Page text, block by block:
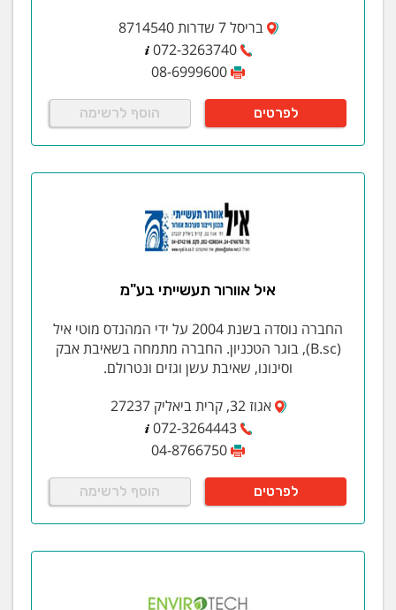
בריסל 7 שדרות 8714540
072-3263740
08-6999600
לפרטים הוסף לרשימה
איל אוורור תעשייתי בע"מ
החברה נוסדה בשנת 2004 על ידי המהנדס מוטי איל
(B.sc), בוגר הטכניון. החברה מתמחה בשאיבת אבק
וסינונו, שאיבת עשן וגזים ונטרולם.
אגוז 32, קרית ביאליק 27237
072-3264443
04-8766750
לפרטים הוסף לרשימה